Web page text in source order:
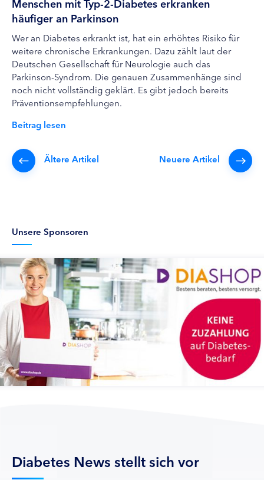
häufiger an Parkinson
Wer an Diabetes erkrankt ist, hat ein erhöhtes Risiko für
weitere chronische Erkrankungen. Dazu zählt laut der
Deutschen Gesellschaft für Neurologie auch das
Parkinson-Syndrom. Die genauen Zusammenhänge sind
noch nicht vollständig geklärt. Es gibt jedoch bereits
Präventionsempfehlungen.
Beitrag lesen
Neuere Artikel
Ältere Artikel
Unsere Sponsoren
Diabetes News stellt sich vor